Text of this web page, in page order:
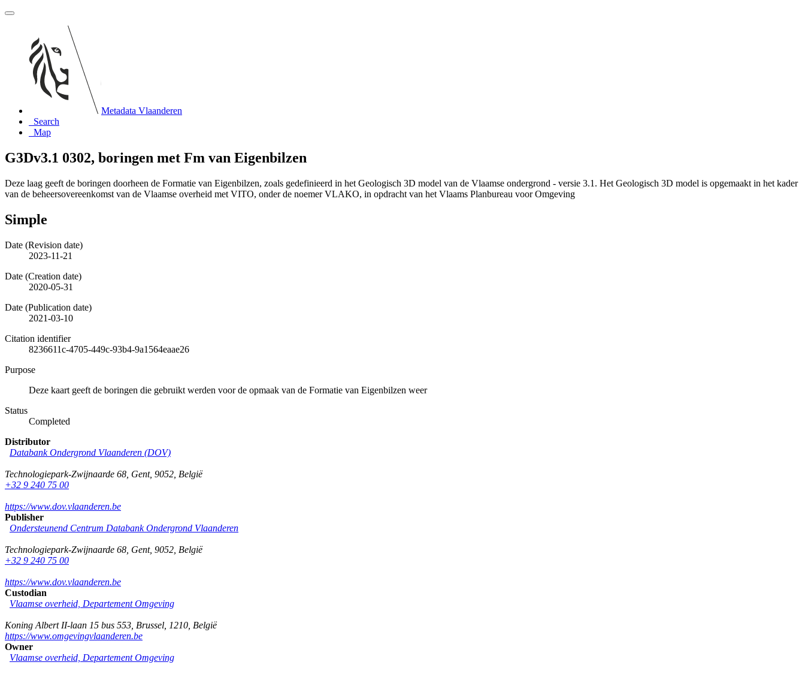
Metadata Vlaanderen
Search
Map
G3Dv3.1 0302, boringen met Fm van Eigenbilzen
Deze laag geeft de boringen doorheen de Formatie van Eigenbilzen, zoals gedefinieerd in het Geologisch 3D model van de Vlaamse ondergrond - versie 3.1. Het Geologisch 3D model is opgemaakt in het kader
van de beheersovereenkomst van de Vlaamse overheid met VITO, onder de noemer VLAKO, in opdracht van het Vlaams Planbureau voor Omgeving
Simple
Date (Revision date)
2023-11-21
Date (Creation date)
2020-05-31
Date (Publication date)
2021-03-10
Citation identifier
8236611c-4705-449c-93b4-9a1564eaae26
Purpose
Deze kaart geeft de boringen die gebruikt werden voor de opmaak van de Formatie van Eigenbilzen weer
Status
Completed
Distributor
Databank Ondergrond Vlaanderen (DOV)
Technologiepark-Zwijnaarde 68 Gent, 9052 België
+32 9 240 75 00
https://www.dov.vlaanderen.be
Publisher
Ondersteunend Centrum Databank Ondergrond Vlaanderen
Technologiepark-Zwijnaarde 68 Gent, 9052 België
+32 9 240 75 00
https://www.dov.vlaanderen.be
Custodian
Vlaamse overheid, Departement Omgeving
Koning Albert II-laan 15 bus 553 Brussel 1210 België
https://www.omgevingvlaanderen.be
Owner
Vlaamse overheid, Departement Omgeving